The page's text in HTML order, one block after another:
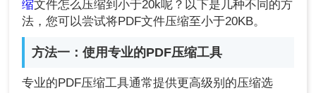
缩文件怎么压缩到小于20k呢？以下是几种不同的方
法，您可以尝试将PDF文件压缩至小于20KB。
方法一：使用专业的PDF压缩工具
专业的PDF压缩工具通常提供更高级别的压缩选